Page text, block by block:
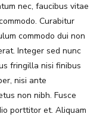
nec, faucibus vitae
Curabitur
commodo dui non
Integer sed nunc
fringilla nisi finibus
nisi ante
non nibh. Fusce
porttitor et. Aliquam